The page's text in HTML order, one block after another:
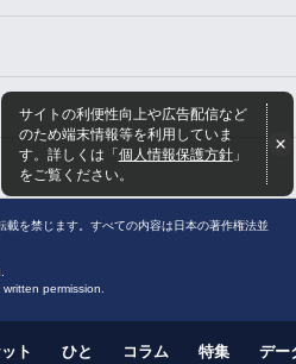
サイトの利便性向上や広告配信など
のため端末情報等を利用していま
す。詳しくは「個人情報保護方針」
をご覧ください。
を禁じます。すべての内容は日本の著作権法並
permission.
ト ひと コラム 特集 デー